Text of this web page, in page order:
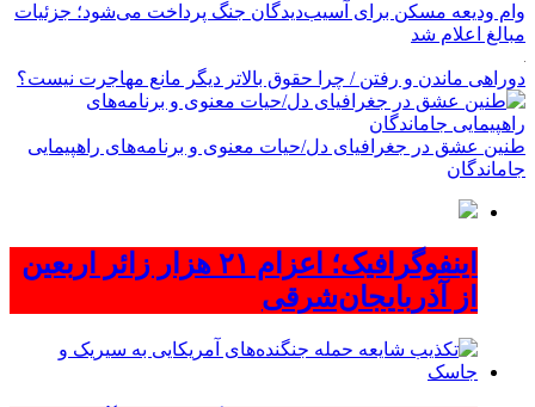
وام ودیعه مسکن برای آسیب‌دیدگان جنگ پرداخت می‌شود؛ جزئیات
مبالغ اعلام شد
دوراهی ماندن و رفتن / چرا حقوق بالاتر دیگر مانع مهاجرت نیست؟
طنین عشق در جغرافیای دل/حیات معنوی و برنامه‌های راهپیمایی
جاماندگان
اینفوگرافیک؛ اعزام ۲۱ هزار زائر اربعین
از آذربایجان‌شرقی